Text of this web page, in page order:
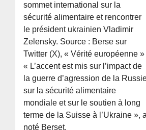
sommet international sur la
sécurité alimentaire et rencontrer
le président ukrainien Vladimir
Zelensky. Source : Berse sur
Twitter (X), « Vérité européenne »
« L’accent est mis sur l’impact de
la guerre d’agression de la
sur la sécurité alimentaire
mondiale et sur le soutien à long
terme de la Suisse à l’Ukraine », a
noté Berset.